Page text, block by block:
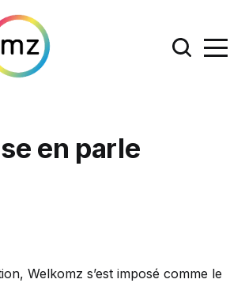
en parle
Welkomz s’est imposé comme le